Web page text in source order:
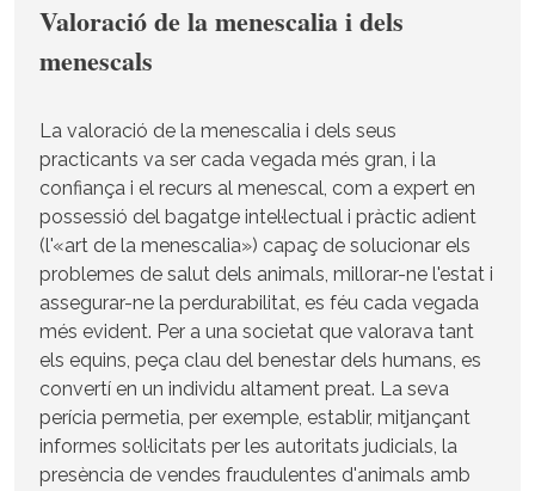
Valoració de la menescalia i dels
menescals
La valoració de la menescalia i dels seus
practicants va ser cada vegada més gran, i la
confiança i el recurs al menescal, com a expert en
possessió del bagatge intel·lectual i pràctic adient
(l'«art de la menescalia») capaç de solucionar els
problemes de salut dels animals, millorar-ne l'estat i
assegurar-ne la perdurabilitat, es féu cada vegada
més evident. Per a una societat que valorava tant
els equins, peça clau del benestar dels humans, es
convertí en un individu altament preat. La seva
perícia permetia, per exemple, establir, mitjançant
informes sol·licitats per les autoritats judicials, la
presència de vendes fraudulentes d'animals amb